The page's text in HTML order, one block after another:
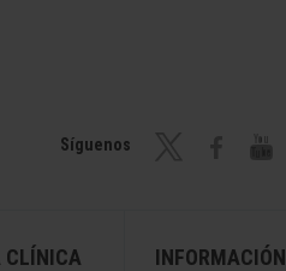
Síguenos
CLÍNICA
INFORMACIÓN